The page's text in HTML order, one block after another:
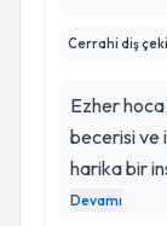
Cerrahi diş
Ezher
becerisi ve
harika bir
güleryüzlü
Devamı